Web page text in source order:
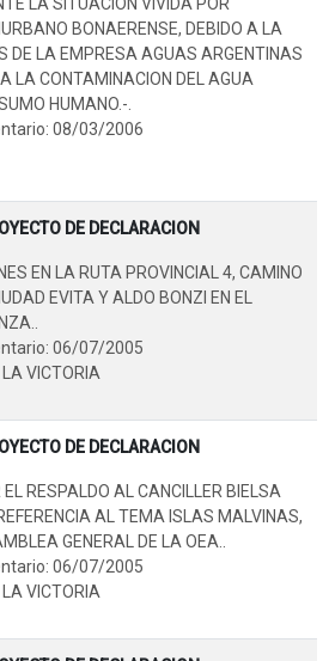
BONAERENSE, DEBIDO A LA
DE LA EMPRESA AGUAS ARGENTINAS
LA CONTAMINACION DEL AGUA
HUMANO.-.
08/03/2006
DE DECLARACION
EN LA RUTA PROVINCIAL 4, CAMINO
EVITA Y ALDO BONZI EN EL
06/07/2005
VICTORIA
DE DECLARACION
RESPALDO AL CANCILLER BIELSA
AL TEMA ISLAS MALVINAS,
GENERAL DE LA OEA..
06/07/2005
VICTORIA